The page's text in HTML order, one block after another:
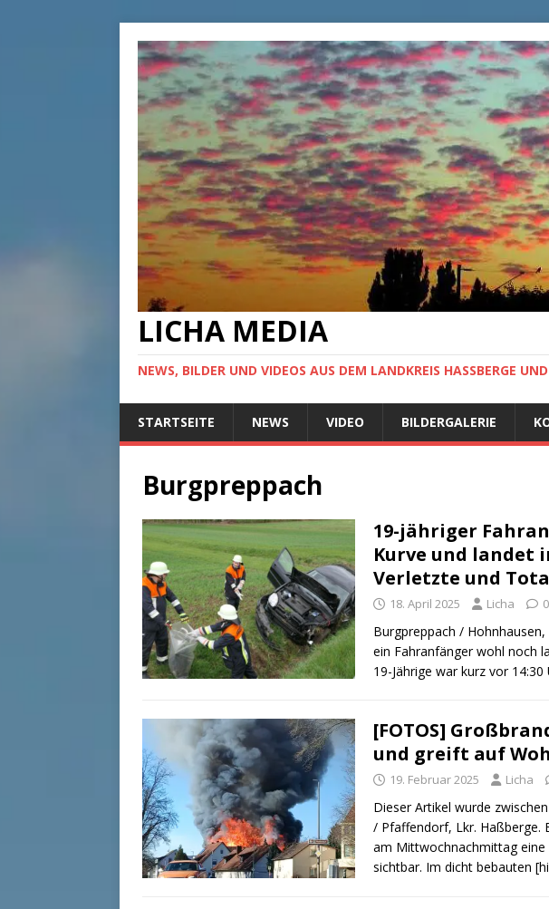
LICHA MEDIA
NEWS, BILDER UND VIDEOS AUS DEM LANDKREIS HASSBERGE
STARTSEITE NEWS VIDEO BILDERGALERIE
Burgpreppach
19-jähriger
Kurve und landet
Verletzte und
18. April 2025 Licha 0
Burgpreppach /
ein Fahranfänger wohl noch
19-Jährige war kurz vor
[FOTOS]
und greift auf
19. Februar 2025 Licha
Dieser Artikel wurde
/ Pfaffendorf, Lkr. Haßberge.
am Mittwochnachmittag eine
sichtbar. Im dicht bebauten